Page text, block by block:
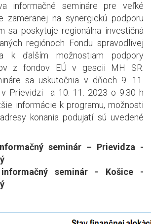
informačné semináre pre veľké
zameranej na synergickú podporu
sa poskytuje regionálna investičná
regiónoch Fondu spravodlivej
k ďalším možnostiam podpory
z fondov EÚ v gescii MH SR.
sa uskutočnia v dňoch 9. 11.
Prievidzi a 10. 11. 2023 o 9.30 h
informácie k programu, možnosti
konania podujatí sú uvedené
seminár – Prievidza -
seminár - Košice -